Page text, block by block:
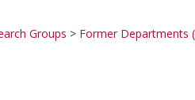
Groups > Former Departments